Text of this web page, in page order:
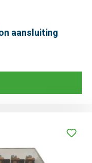
aansluiting